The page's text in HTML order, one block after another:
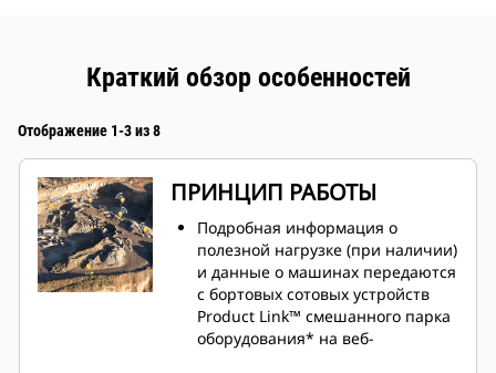
Краткий обзор особенностей
Отображение 1-3 из 8
ПРИНЦИП РАБОТЫ
Подробная информация о
полезной нагрузке (при наличии)
и данные о машинах передаются
с бортовых сотовых устройств
Product Link™ смешанного парка
оборудования* на веб-